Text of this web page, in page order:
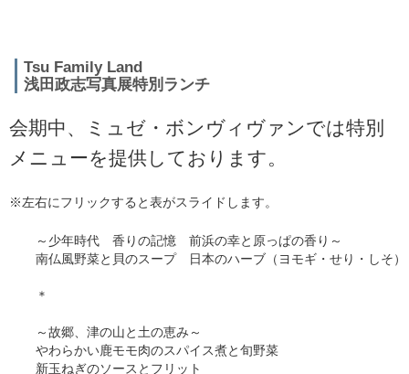
Tsu Family Land
浅田政志写真展特別ランチ
会期中、ミュゼ・ボンヴィヴァンでは特別
メニューを提供しております。
※左右にフリックすると表がスライドします。
～少年時代 香りの記憶 前浜の幸と原っぱの香り～
南仏風野菜と貝のスープ 日本のハーブ（ヨモギ・せり・しそ）
＊
～故郷、津の山と土の恵み～
やわらかい鹿モモ肉のスパイス煮と旬野菜
新玉ねぎのソースとフリット